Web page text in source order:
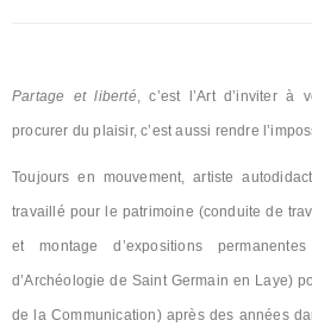
Partage et liberté, c’est l’Art d’inviter à
procurer du plaisir, c’est aussi rendre
Toujours en mouvement, artiste
travaillé pour le patrimoine (conduite de
et montage d’expositions
d’Archéologie de Saint Germain en Laye)
de la Communication) après des années